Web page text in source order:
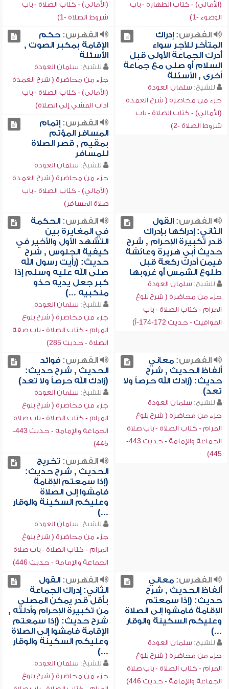
(الأمالي) - كتاب الطهارة - باب
الوضوء -1)
(الأمالي) - كتاب الصلاة - باب
شروط الصلاة -1)
الفهرس:إدراك
المتأخر للأجر سواء
أدرك الجماعة الأولى قبل
السلام أو صلى مع جماعة
أخرى , الأسئلة
للشيخ: سلمان العودة
جزء من محاضرة ( شرح العمدة
(الأمالي) - كتاب الصلاة - باب
شروط الصلاة -2)
الفهرس:حكم
الإقامة بمكبر الصوت ,
الأسئلة
للشيخ: سلمان العودة
جزء من محاضرة ( شرح العمدة
(الأمالي) - كتاب الصلاة - باب
آداب المشي إلى الصلاة)
الفهرس:إتمام
المسافر المؤتم
بمقيم , قصر الصلاة
للمسافر
للشيخ: سلمان العودة
جزء من محاضرة ( شرح العمدة
(الأمالي) - كتاب الصلاة - باب
صلاة المسافر)
الفهرس:القول
الثاني: إدراكها بإدراك
قدر تكبيرة الإحرام , شرح
حديث أبي هريرة وعائشة
فيمن أدرك ركعة قبل
طلوع الشمس أو غروبها
للشيخ: سلمان العودة
جزء من محاضرة ( شرح بلوغ
المرام - كتاب الصلاة - باب
المواقيت - حديث 172-174-أ)
الفهرس:الحكمة
في المغايرة بين
التشهد الأول والأخير في
كيفية الجلوس , شرح
حديث: (رأيت رسول الله
صلى الله عليه وسلم إذا
كبر جعل يديه حذو
منكبيه ...)
للشيخ: سلمان العودة
جزء من محاضرة ( شرح بلوغ
المرام - كتاب الصلاة - باب صفة
الصلاة - حديث 285)
الفهرس:معاني
ألفاظ الحديث , شرح
حديث: (زادك الله حرصاً ولا
تعد)
للشيخ: سلمان العودة
جزء من محاضرة ( شرح بلوغ
المرام - كتاب الصلاة - باب صلاة
الجماعة والإمامة - حديث 443-
445)
الفهرس:فوائد
الحديث , شرح حديث:
(زادك الله حرصاً ولا تعد)
للشيخ: سلمان العودة
جزء من محاضرة ( شرح بلوغ
المرام - كتاب الصلاة - باب صلاة
الجماعة والإمامة - حديث 443-
445)
الفهرس: تخريج
الحديث , شرح حديث:
(إذا سمعتم الإقامة
فامشوا إلى الصلاة
وعليكم السكينة والوقار
...)
للشيخ: سلمان العودة
جزء من محاضرة ( شرح بلوغ
المرام - كتاب الصلاة - باب صلاة
الجماعة والإمامة - حديث 446)
الفهرس:معاني
ألفاظ الحديث , شرح
حديث: (إذا سمعتم
الإقامة فامشوا إلى الصلاة
وعليكم السكينة والوقار
...)
للشيخ: سلمان العودة
جزء من محاضرة ( شرح بلوغ
المرام - كتاب الصلاة - باب صلاة
الجماعة والإمامة - حديث 446)
الفهرس:القول
الثاني: إدراك الجماعة
بأقل قدر يمكن المصلي
من تكبيرة الإحرام وأدلته ,
شرح حديث: (إذا سمعتم
الإقامة فامشوا إلى الصلاة
وعليكم السكينة والوقار
...)
للشيخ: سلمان العودة
جزء من محاضرة ( شرح بلوغ